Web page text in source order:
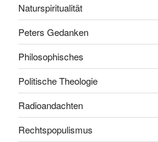
Naturspiritualität
Peters Gedanken
Philosophisches
Politische Theologie
Radioandachten
Rechtspopulismus